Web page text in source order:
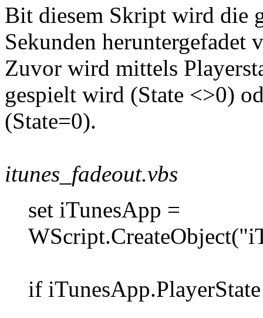
Bit diesem Skript wird die
Sekunden heruntergefadet
Zuvor wird mittels
gespielt wird (State <>0)
(State=0).
itunes_fadeout.vbs
set iTunesApp =
if